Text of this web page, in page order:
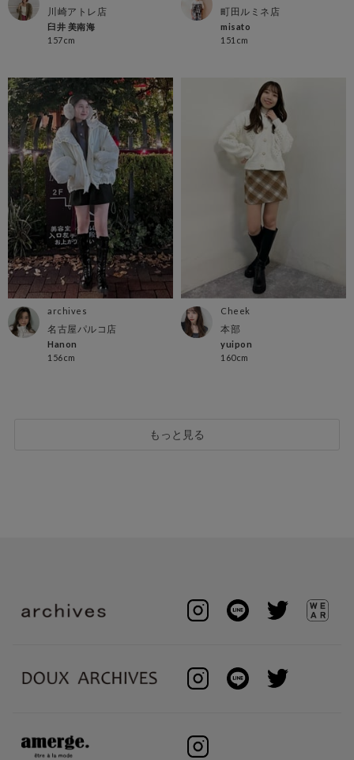
川崎アトレ店
臼井 美南海
157cm
町田ルミネ店
misato
151cm
archives
名古屋パルコ店
Hanon
156cm
Cheek
本部
yuipon
160cm
もっと見る